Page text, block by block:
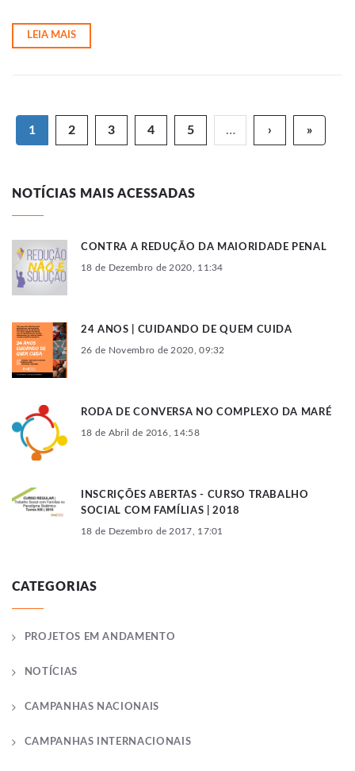
LEIA MAIS
1 2 3 4 5 … › »
NOTÍCIAS MAIS ACESSADAS
CONTRA A REDUÇÃO DA MAIORIDADE PENAL
18 de Dezembro de 2020, 11:34
24 ANOS | CUIDANDO DE QUEM CUIDA
26 de Novembro de 2020, 09:32
RODA DE CONVERSA NO COMPLEXO DA MARÉ
18 de Abril de 2016, 14:58
INSCRIÇÕES ABERTAS - CURSO TRABALHO
SOCIAL COM FAMÍLIAS | 2018
18 de Dezembro de 2017, 17:01
CATEGORIAS
PROJETOS EM ANDAMENTO
NOTÍCIAS
CAMPANHAS NACIONAIS
CAMPANHAS INTERNACIONAIS